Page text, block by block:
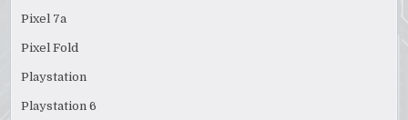
Pixel 7a
Pixel Fold
Playstation
Playstation 6